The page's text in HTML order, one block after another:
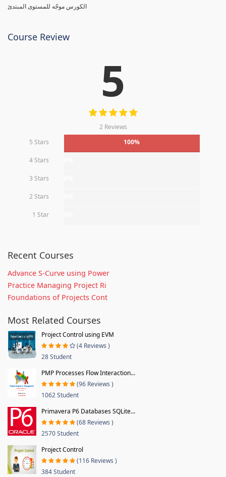
الكورس موجّه للمستوى المبتدئ
Course Review
5
2 Reviews
5 Stars
100%
4 Stars
3 Stars
2 Stars
1 Star
Recent Courses
Advance S-Curve using Power
Practice Managing Project Ri
Foundations of Projects Cont
Most Related Courses
Project Control using EVM
(4 Reviews )
28 Student
PMP Processes Flow Interaction...
(96 Reviews )
1062 Student
Primavera P6 Databases SQLite...
(68 Reviews )
2570 Student
Project Control
(116 Reviews )
384 Student